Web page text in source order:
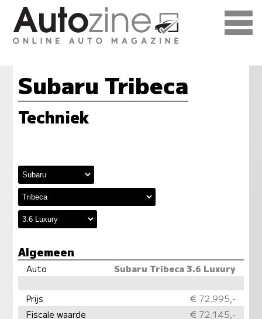
Subaru Tribeca
Techniek
Algemeen
Auto Subaru Tribeca 3.6 Luxury
Prijs
€ 72.995,-
Fiscale waarde
€ 72.145,-